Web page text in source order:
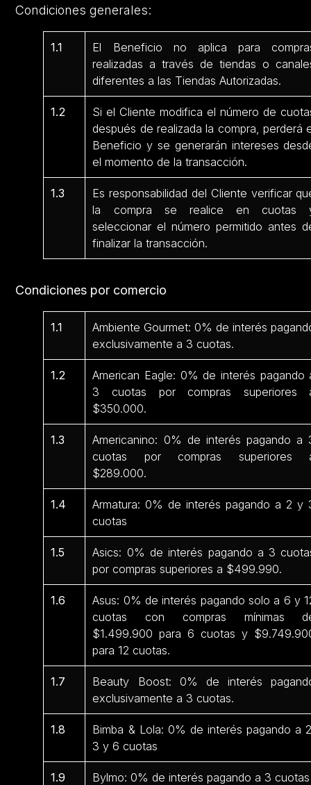
Condiciones generales:
1.1
El Beneficio no aplica para
realizadas a través de tiendas o
diferentes a las Tiendas Autorizadas.
1.2
Si el Cliente modifica el número de
después de realizada la compra, perderá
Beneficio y se generarán intereses
el momento de la transacción.
1.3
Es responsabilidad del Cliente verificar
la compra se realice en cuotas
seleccionar el número permitido antes
finalizar la transacción.
Condiciones por comercio
1.1
Ambiente Gourmet: 0% de interés
exclusivamente a 3 cuotas.
1.2
American Eagle: 0% de interés pagando
3 cuotas por compras superiores
$350.000.
1.3
Americanino: 0% de interés pagando a
cuotas por compras superiores
$289.000.
1.4
Armatura: 0% de interés pagando a 2 y
cuotas
1.5
Asics: 0% de interés pagando a 3
por compras superiores a $499.990.
1.6
Asus: 0% de interés pagando solo a 6 y
cuotas con compras mínimas
$1.499.900 para 6 cuotas y
para 12 cuotas.
1.7
Beauty Boost: 0% de interés
exclusivamente a 3 cuotas.
1.8
Bimba & Lola: 0% de interés pagando a
3 y 6 cuotas
1.9 Bylmo: 0% de interés pagando a 3 cuotas